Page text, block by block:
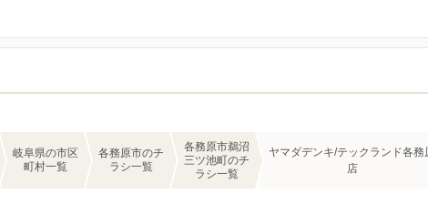
岐阜県の市区
町村一覧
各務原市のチ
ラシ一覧
各務原市鵜沼
三ツ池町のチ
ラシ一覧
ヤマダデンキ/テックランド各務
店